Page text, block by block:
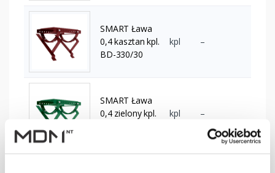
SMART Ława
0,4 kasztan kpl.
BD-330/30
kpl –
SMART Ława
0,4 zielony kpl.
kpl –